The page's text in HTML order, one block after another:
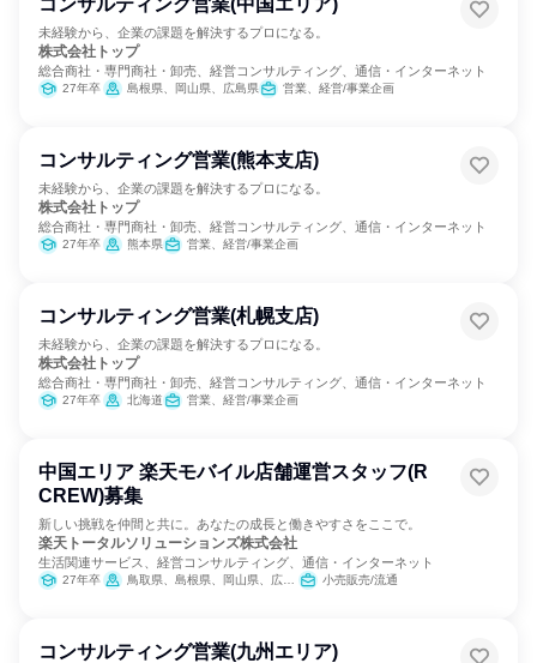
コンサルティング営業(中国エリア)
未経験から、企業の課題を解決するプロになる。
株式会社トップ
総合商社・専門商社・卸売、経営コンサルティング、通信・インターネット
27年卒 島根県、岡山県、広島県 営業、経営/事業企画
コンサルティング営業(熊本支店)
未経験から、企業の課題を解決するプロになる。
株式会社トップ
総合商社・専門商社・卸売、経営コンサルティング、通信・インターネット
27年卒 熊本県 営業、経営/事業企画
コンサルティング営業(札幌支店)
未経験から、企業の課題を解決するプロになる。
株式会社トップ
総合商社・専門商社・卸売、経営コンサルティング、通信・インターネット
27年卒 北海道 営業、経営/事業企画
中国エリア 楽天モバイル店舗運営スタッフ(R
CREW)募集
新しい挑戦を仲間と共に。あなたの成長と働きやすさをここで。
楽天トータルソリューションズ株式会社
生活関連サービス、経営コンサルティング、通信・インターネット
27年卒 鳥取県、島根県、岡山県、広島県、山口県 小売販売/流通
コンサルティング営業(九州エリア)